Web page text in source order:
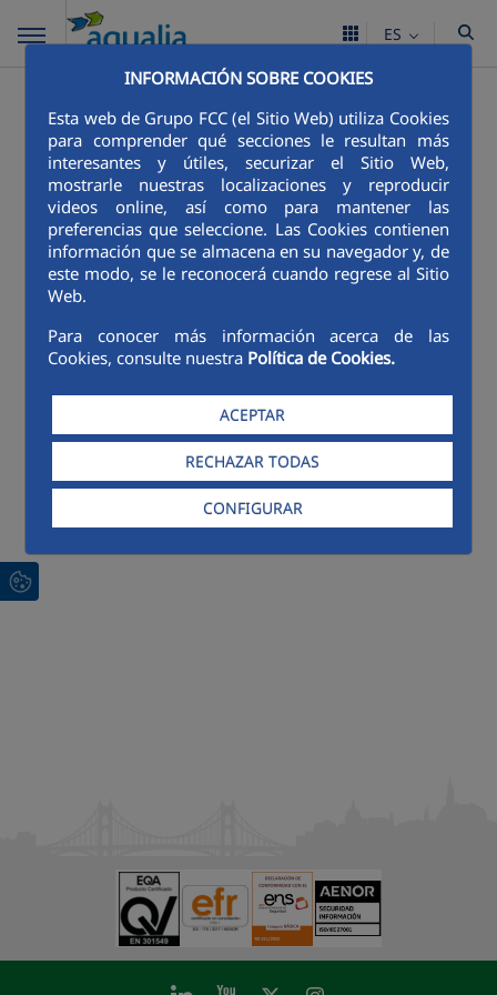
INFORMACIÓN SOBRE COOKIES
Esta web de Grupo FCC (el Sitio Web) utiliza Cookies
para comprender qué secciones le resultan más
interesantes y útiles, securizar el Sitio Web,
mostrarle nuestras localizaciones y reproducir
videos online, así como para mantener las
preferencias que seleccione. Las Cookies contienen
información que se almacena en su navegador y, de
este modo, se le reconocerá cuando regrese al Sitio
Web.
Para conocer más información acerca de las
Cookies, consulte nuestra Política de Cookies.
ACEPTAR
RECHAZAR TODAS
CONFIGURAR
ES